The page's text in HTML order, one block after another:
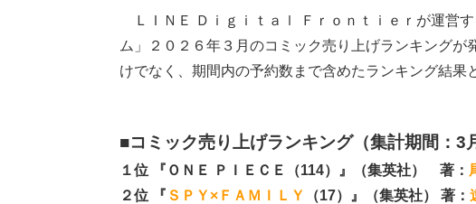
ＬＩＮＥ Ｄｉｇｉｔａｌ Ｆｒｏｎｔｉｅｒが運営
ム」２０２６年３月のコミック売り上げランキング
けでなく、期間内の予約数まで含めたランキング結果
■コミック売り上げランキング（集計期間：3
１位 『ＯＮＥ ＰＩＥＣＥ（114）』（集英社） 著：
２位 『 ＳＰＹ×ＦＡＭＩＬＹ （17）』（集英社） 著：